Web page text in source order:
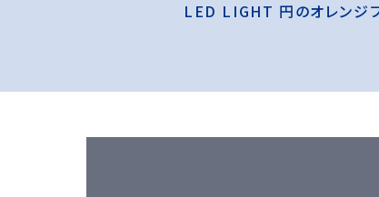
LED LIGHT 円のオレンジ